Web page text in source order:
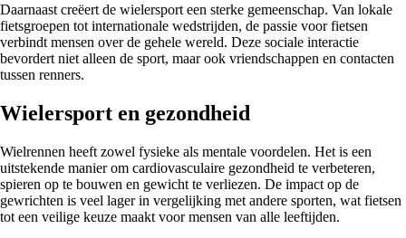
Daarnaast creëert de wielersport een sterke gemeenschap. Van lokale
fietsgroepen tot internationale wedstrijden, de passie voor fietsen
verbindt mensen over de gehele wereld. Deze sociale interactie
bevordert niet alleen de sport, maar ook vriendschappen en contacten
tussen renners.
Wielersport en gezondheid
Wielrennen heeft zowel fysieke als mentale voordelen. Het is een
uitstekende manier om cardiovasculaire gezondheid te verbeteren,
spieren op te bouwen en gewicht te verliezen. De impact op de
gewrichten is veel lager in vergelijking met andere sporten, wat fietsen
tot een veilige keuze maakt voor mensen van alle leeftijden.